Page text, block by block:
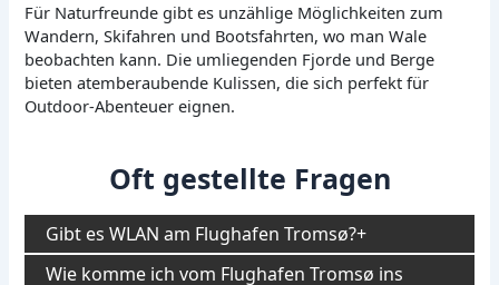
Für Naturfreunde gibt es unzählige Möglichkeiten zum
Wandern, Skifahren und Bootsfahrten, wo man Wale
beobachten kann. Die umliegenden Fjorde und Berge
bieten atemberaubende Kulissen, die sich perfekt für
Outdoor-Abenteuer eignen.
Oft gestellte Fragen
Gibt es WLAN am Flughafen Tromsø?
Wie komme ich vom Flughafen Tromsø ins